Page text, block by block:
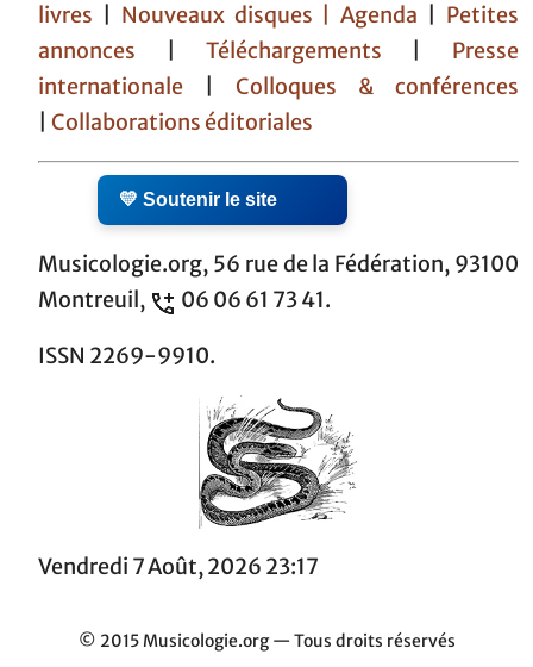
livres
Nouveaux disques |Agenda
Petites
annonces
Téléchargements
Presse
internationale
Colloques & conférences
Collaborations éditoriales
💛 Soutenir le site
Musicologie.org, 56 rue de la Fédération, 93100
Montreuil,
06 06 61 73 41.
ISSN 2269-9910.
Vendredi 7 Août, 2026 23:17
© 2015 Musicologie.org — Tous droits réservés